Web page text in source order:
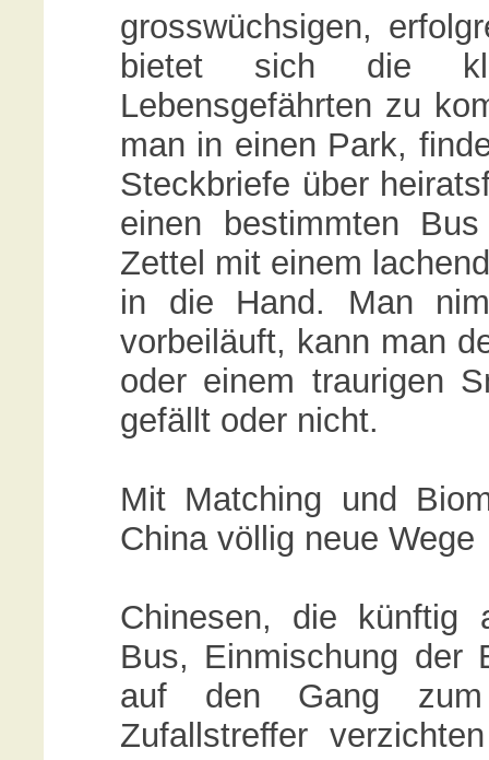
grosswüchsigen,
bietet sich die
Lebensgefährten zu
man in einen Park,
Steckbriefe über
einen bestimmten
Zettel mit einem
in die Hand. Man
vorbeiläuft, kann man
oder einem traurigen
gefällt oder nicht.
Mit Matching und
China völlig neue Wege
Chinesen, die künftig
Bus, Einmischung der
auf den Gang zum
Zufallstreffer